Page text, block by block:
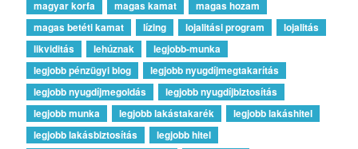
magyar korfa
magas kamat
magas hozam
magas betéti kamat
lízing lojalitási program
lojalitás
likviditás
lehúznak
legjobb-munka
legjobb pénzügyi blog
legjobb nyugdíjmegtakarítás
legjobb nyugdíjmegoldás
legjobb nyugdíjbiztosítás
legjobb munka
legjobb lakástakarék
legjobb lakáshitel
legjobb lakásbiztosítás
legjobb hitel